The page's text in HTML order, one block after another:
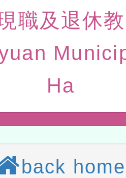
國民及學前教
辦理「114至
計畫師資專業
年度閱讀磐
研習
人工智慧(AI)工
養講師名單
與教學軟體線
員會函釋公務
請許可一案
部水利署委託財
職及退休
Ha
back home